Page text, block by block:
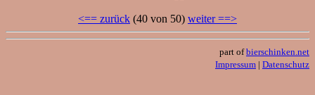
<== zurück (40 von 50) weiter ==>
part ofbierschinken.net
Impressum | Datenschutz